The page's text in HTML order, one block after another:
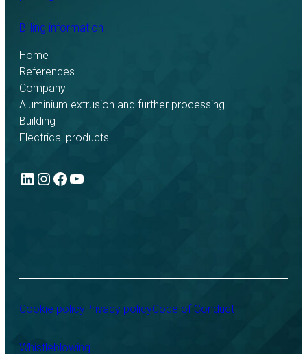
Billing information
Home
References
Company
Aluminium extrusion and further processing
Building
Electrical products
LinkedIn
Instagram
Facebook
YouTube
Cookie policyPrivacy policyCode of Conduct
Whistleblowing